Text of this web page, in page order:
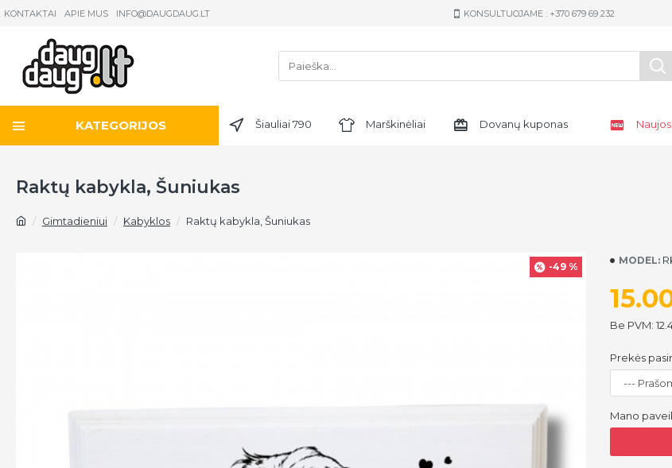
KONTAKTAI APIE MUS INFO@DAUGDAUG.LT KONSULTUOJAME : +370 679 69 232
KATEGORIJOS Šiauliai 790 Marškinėliai Dovanų kuponas
Gimtadieniui Kabyklos Raktų kabykla, Šuniukas
Raktų kabykla, Šuniukas
-49 %
MODEL:
Be PVM:
Prekės
Mano